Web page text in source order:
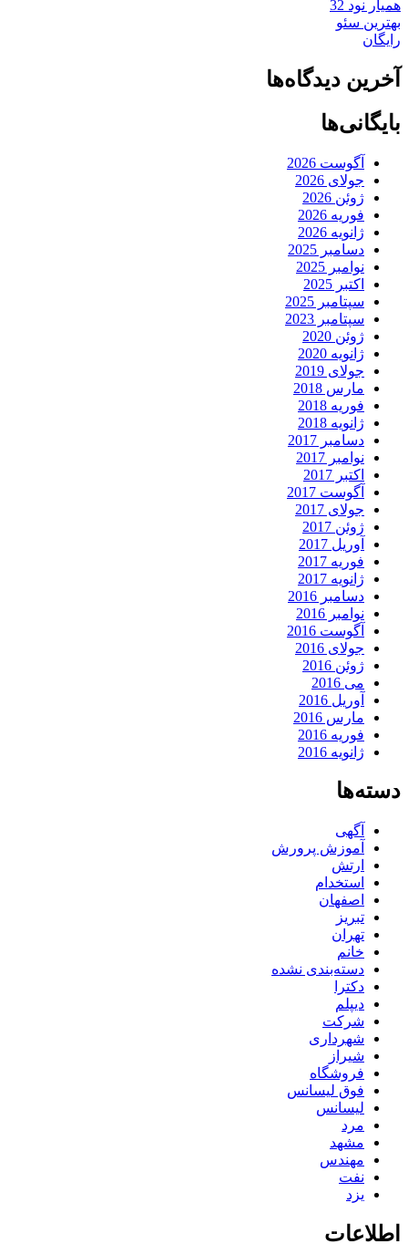
همیار نود 32
بهترین سئو
رایگان
آخرین دیدگاه‌ها
بایگانی‌ها
آگوست 2026
جولای 2026
ژوئن 2026
فوریه 2026
ژانویه 2026
دسامبر 2025
نوامبر 2025
اکتبر 2025
سپتامبر 2025
سپتامبر 2023
ژوئن 2020
ژانویه 2020
جولای 2019
مارس 2018
فوریه 2018
ژانویه 2018
دسامبر 2017
نوامبر 2017
اکتبر 2017
آگوست 2017
جولای 2017
ژوئن 2017
آوریل 2017
فوریه 2017
ژانویه 2017
دسامبر 2016
نوامبر 2016
آگوست 2016
جولای 2016
ژوئن 2016
می 2016
آوریل 2016
مارس 2016
فوریه 2016
ژانویه 2016
دسته‌ها
آگهی
آموزش پرورش
ارتش
استخدام
اصفهان
تبریز
تهران
خانم
دسته‌بندی نشده
دکترا
دیپلم
شرکت
شهرداری
شیراز
فروشگاه
فوق لیسانس
لیسانس
مرد
مشهد
مهندس
نفت
یزد
اطلاعات